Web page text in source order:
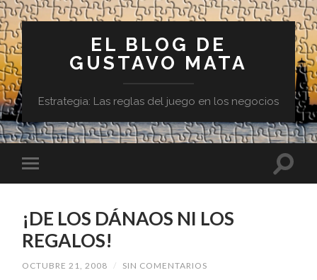
EL BLOG DE
GUSTAVO MATA
Estrategia: Las reglas del juego en los negocios
¡DE LOS DÁNAOS NI LOS
REGALOS!
OCTUBRE 21, 2008 / SIN COMENTARIOS